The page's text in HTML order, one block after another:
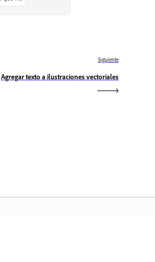
Siguiente
Agregar texto a ilustraciones vectoriales